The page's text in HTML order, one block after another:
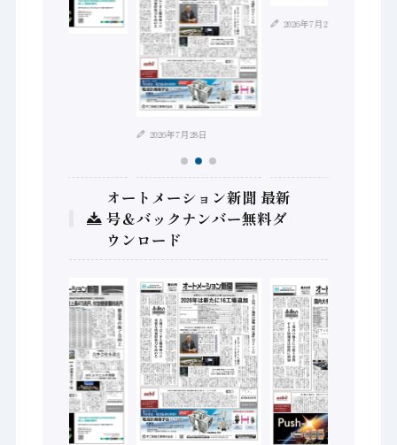
2026年7月28日
2026年7月21日
オートメーション新聞 最新
号＆バックナンバー無料ダ
ウンロード